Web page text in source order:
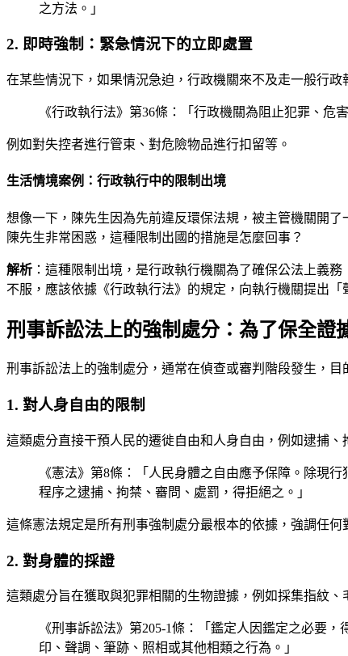
之方法。」
2. 即時強制：緊急情況下的立即處置
在某些情況下，如果情況急迫，行政機關來不及走一般行
《行政執行法》第36條：「行政機關為阻止犯罪、危
例如對失控者進行管束、對危險物品進行扣留等。
生活情境案例：行政執行中的限制出境
想像一下，陳先生因為先前違反環保法規，被主管機關開
陳先生非常困惑，這種限制出國的措施是怎麼回事？
解析 ：這種限制出境，是行政執行機關為了確保公法上義
不服，應該依據《行政執行法》的規定，向執行機關提出
刑事訴訟法上的強制處分：為了保全證
刑事訴訟法上的強制處分，通常在偵查或審判階段發生，
1. 對人身自由的限制
這類處分直接干預人民的遷徙自由和人身自由，例如逮捕
《憲法》第8條：「人民身體之自由應予保障。除現
程序之逮捕、拘禁、審問、處罰，得拒絕之。」
這條憲法規定是所有刑事強制處分最根本的依據，強調任
2. 對身體的採證
這類處分旨在獲取與犯罪相關的生物證據，例如採集指紋、
《刑事訴訟法》第205-1條：「鑑定人因鑑定之必要
印、聲調、筆跡、照相或其他相類之行為。」